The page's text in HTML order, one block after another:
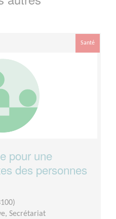
Santé
pour une
des personnes
Secrétariat